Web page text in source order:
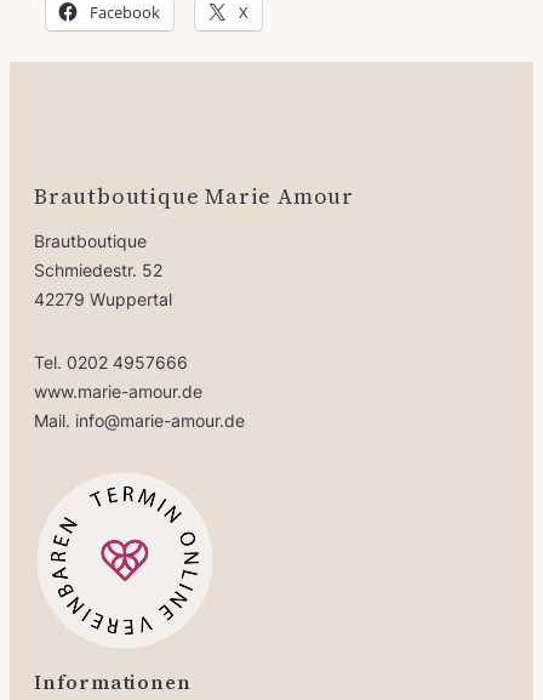
Facebook X
Brautboutique Marie Amour
Brautboutique
Schmiedestr. 52
42279 Wuppertal
Tel. 0202 4957666
www.marie-amour.de
Mail. info@marie-amour.de
Informationen